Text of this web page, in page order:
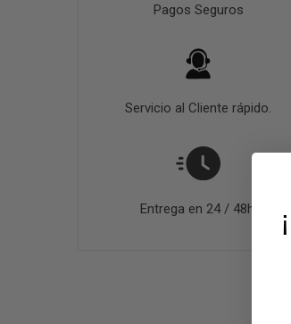
Pagos Seguros
Servicio al Cliente rápido.
Entrega en 24 / 48h.